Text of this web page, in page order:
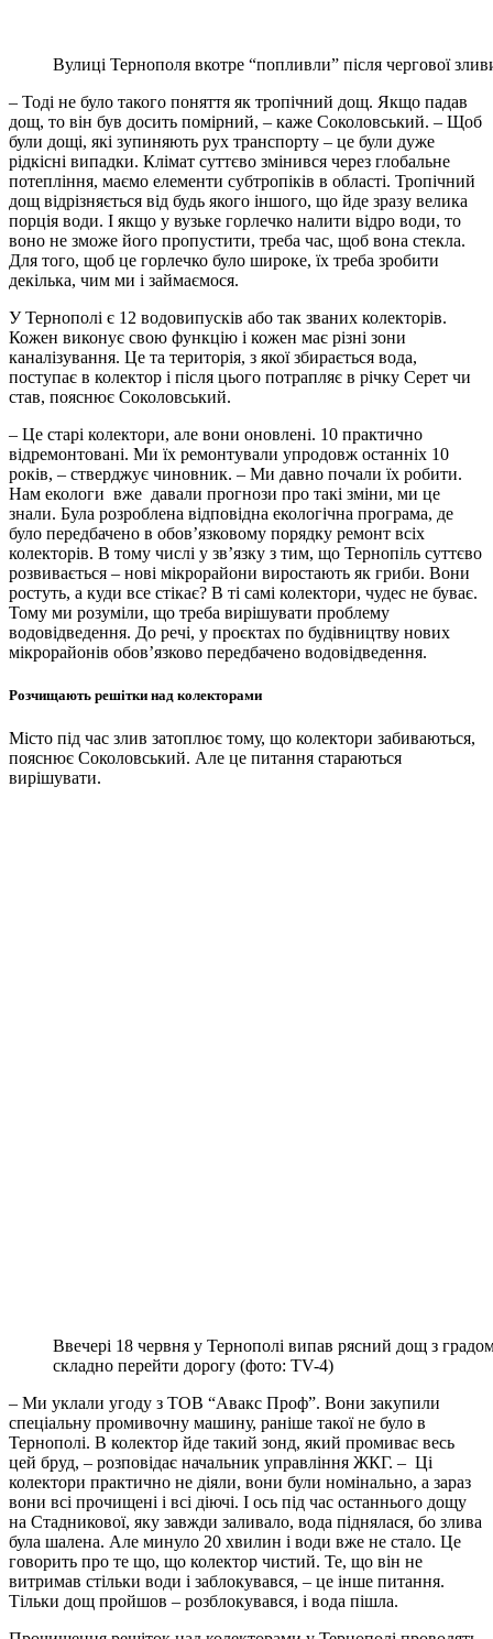
Вулиці Тернополя вкотре “попливли” після чергової
– Тоді не було такого поняття як тропічний дощ. Якщо падав
дощ, то він був досить помірний, – каже Соколовський. – Щоб
були дощі, які зупиняють рух транспорту – це були дуже
рідкісні випадки. Клімат суттєво змінився через глобальне
потепління, маємо елементи субтропіків в області. Тропічний
дощ відрізняється від будь якого іншого, що йде зразу велика
порція води. І якщо у вузьке горлечко налити відро води, то
воно не зможе його пропустити, треба час, щоб вона стекла.
Для того, щоб це горлечко було широке, їх треба зробити
декілька, чим ми і займаємося.
У Тернополі є 12 водовипусків або так званих колекторів.
Кожен виконує свою функцію і кожен має різні зони
каналізування. Це та територія, з якої збирається вода,
поступає в колектор і після цього потрапляє в річку Серет чи
став, пояснює Соколовський.
– Це старі колектори, але вони оновлені. 10 практично
відремонтовані. Ми їх ремонтували упродовж останніх 10
років, – стверджує чиновник. – Ми давно почали їх робити.
Нам екологи вже давали прогнози про такі зміни, ми це
знали. Була розроблена відповідна екологічна програма, де
було передбачено в обов’язковому порядку ремонт всіх
колекторів. В тому числі у зв’язку з тим, що Тернопіль суттєво
розвивається – нові мікрорайони виростають як гриби. Вони
ростуть, а куди все стікає? В ті самі колектори, чудес не буває.
Тому ми розуміли, що треба вирішувати проблему
водовідведення. До речі, у проєктах по будівництву нових
мікрорайонів обов’язково передбачено водовідведення.
Розчищають решітки над колекторами
Місто під час злив затоплює тому, що колектори забиваються,
пояснює Соколовський. Але це питання стараються
вирішувати.
Ввечері 18 червня у Тернополі випав рясний дощ з
складно перейти дорогу (фото: TV-4)
– Ми уклали угоду з ТОВ “Авакс Проф”. Вони закупили
спеціальну промивочну машину, раніше такої не було в
Тернополі. В колектор йде такий зонд, який промиває весь
цей бруд, – розповідає начальник управління ЖКГ. – Ці
колектори практично не діяли, вони були номінально, а зараз
вони всі прочищені і всі діючі. І ось під час останнього дощу
на Стадникової, яку завжди заливало, вода піднялася, бо злива
була шалена. Але минуло 20 хвилин і води вже не стало. Це
говорить про те що, що колектор чистий. Те, що він не
витримав стільки води і заблокувався, – це інше питання.
Тільки дощ пройшов – розблокувався, і вода пішла.